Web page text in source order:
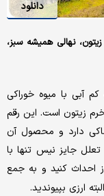
دانلود
۸۰ هزار تومنی برای زیتون، نهالی همیشه سبز،
آبی با میوه خوراکی
زیتون است. این رقم
دارد و محصول آن
جایز نیس تنها با
احداث کنید و به جمع
ارزی بپیوندید.